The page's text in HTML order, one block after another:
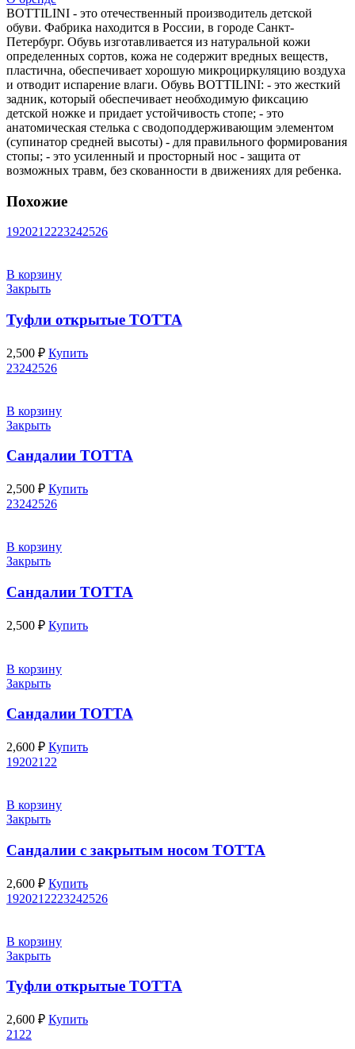
BOTTILINI - это отечественный производитель детской
обуви. Фабрика находится в России, в городе Санкт-
Петербург. Обувь изготавливается из натуральной кожи
определенных сортов, кожа не содержит вредных веществ,
пластична, обеспечивает хорошую микроциркуляцию воздуха
и отводит испарение влаги. Обувь BOTTILINI: - это жесткий
задник, который обеспечивает необходимую фиксацию
детской ножке и придает устойчивость стопе; - это
анатомическая стелька с сводоподдерживающим элементом
(супинатор средней высоты) - для правильного формирования
стопы; - это усиленный и просторный нос - защита от
возможных травм, без скованности в движениях для ребенка.
Похожие
192021 2223242526
В корзину
Закрыть
Туфли открытые ТОТТА
2,500 ₽ Купить
23242526
В корзину
Закрыть
Сандалии ТОТТА
2,500 ₽ Купить
23242526
В корзину
Закрыть
Сандалии ТОТТА
2,500 ₽ Купить
В корзину
Закрыть
Сандалии ТОТТА
2,600 ₽ Купить
192021 22
В корзину
Закрыть
Сандалии с закрытым носом ТОТТА
2,600 ₽ Купить
192021 2223242526
В корзину
Закрыть
Туфли открытые ТОТТА
2,600 ₽ Купить
21 22